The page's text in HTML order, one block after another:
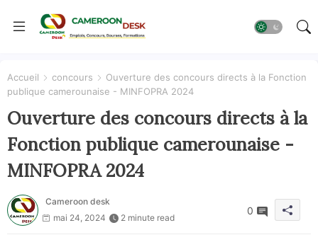
Accueil concours
Ouverture des concours directs à la Fonction
publique camerounaise - MINFOPRA 2024
Ouverture des concours directs à la
Fonction publique camerounaise -
MINFOPRA 2024
Cameroon desk
mai 24, 2024
2 minute read
0